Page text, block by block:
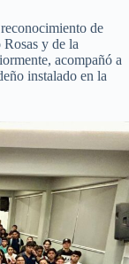
de
y de la
acompañó a
instalado en la